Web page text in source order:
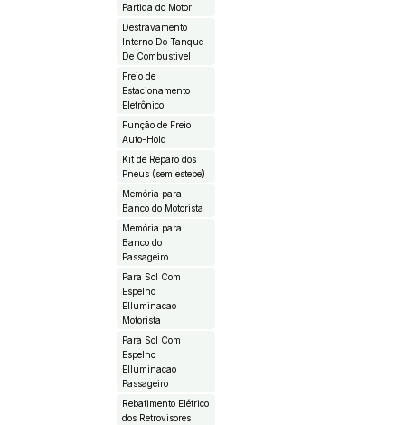
Partida do Motor
Destravamento
Interno Do Tanque
De Combustivel
Freio de
Estacionamento
Eletrônico
Função de Freio
Auto-Hold
Kit de Reparo dos
Pneus (sem estepe)
Memória para
Banco do Motorista
Memória para
Banco do
Passageiro
Para Sol Com
Espelho
EIluminacao
Motorista
Para Sol Com
Espelho
EIluminacao
Passageiro
Rebatimento Elétrico
dos Retrovisores